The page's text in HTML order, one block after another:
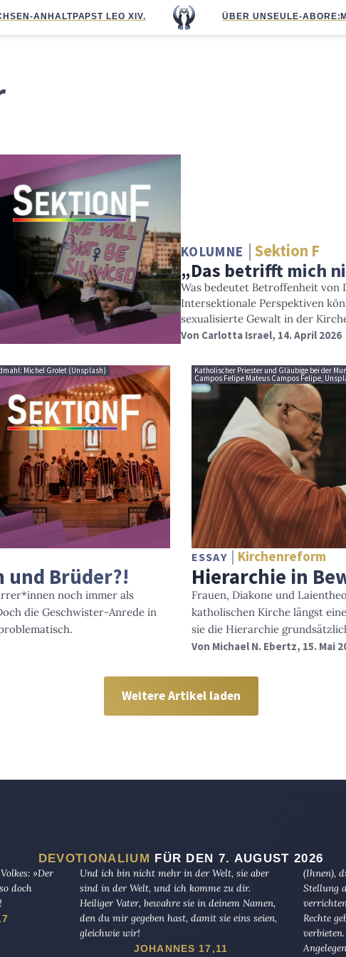
ANHALTPAPST LEO XIV. ÜBER UNS EULE-ABO
KOLUMNE Sektion F
„Das betrifft mich
Was bedeutet Betroffenheit von
Intersektionale Perspektiven
sexualisierte Gewalt in der
Von Carlotta Israel, 14. April 2026
Michel Grolet (Unsplash)
und Brüder?!
noch immer als
die Geschwister-Anrede in
Katholischer Priester und Gläubige bei der
Campos Felipe Mateus Campos Felipe,
ESSAY Kirchenreform
Hierarchie in
Frauen, Diakone und
katholischen Kirche längst
sie die Hierarchie
Von Michael N. Ebertz, 15. Mai
Weitere Artikel laden
DEVOTIONALIUM FÜR DEN 7. AUGUST 2026
»Der
doch
Und ich bin nicht mehr in der Welt, sie aber
sind in der Welt, und ich komme zu dir.
Heiliger Vater, bewahre sie in deinem Namen,
den du mir gegeben hast, damit sie eins seien,
gleichwie wir!
JOHANNES 17,11
(Ihnen),
Stellung
Rechte